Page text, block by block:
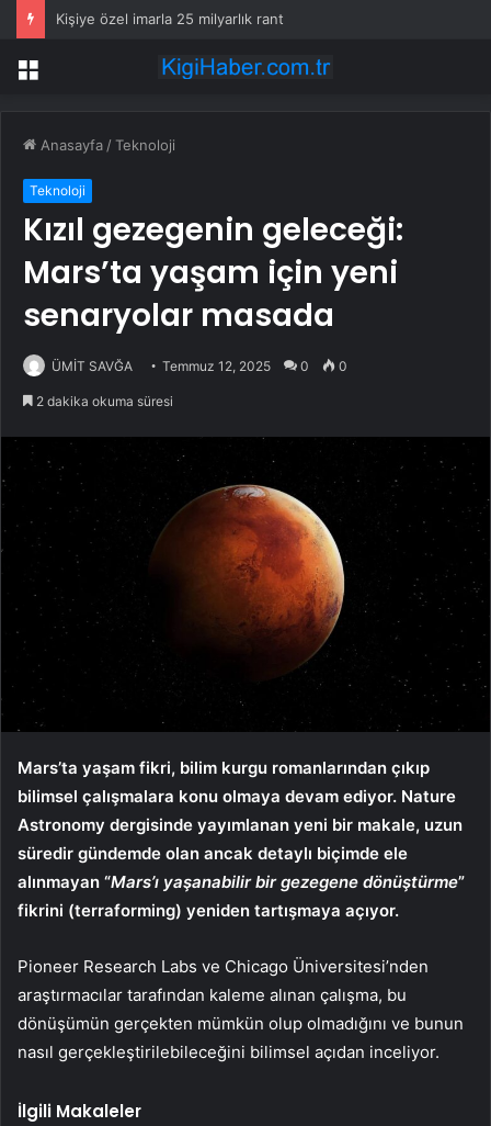
Kişiye özel imarla 25 milyarlık rant
Menü
Anasayfa /Teknoloji
Teknoloji
Kızıl gezegenin geleceği:
Mars’ta yaşam için yeni
senaryolar masada
ÜMİT SAVĞA Temmuz 12, 2025 0 0
2 dakika okuma süresi
Mars’ta yaşam fikri, bilim kurgu romanlarından çıkıp
bilimsel çalışmalara konu olmaya devam ediyor. Nature
Astronomy dergisinde yayımlanan yeni bir makale, uzun
süredir gündemde olan ancak detaylı biçimde ele
alınmayan “Mars’ı yaşanabilir bir gezegene dönüştürme”
fikrini (terraforming) yeniden tartışmaya açıyor.
Pioneer Research Labs ve Chicago Üniversitesi’nden
araştırmacılar tarafından kaleme alınan çalışma, bu
dönüşümün gerçekten mümkün olup olmadığını ve bunun
nasıl gerçekleştirilebileceğini bilimsel açıdan inceliyor.
İlgili Makaleler